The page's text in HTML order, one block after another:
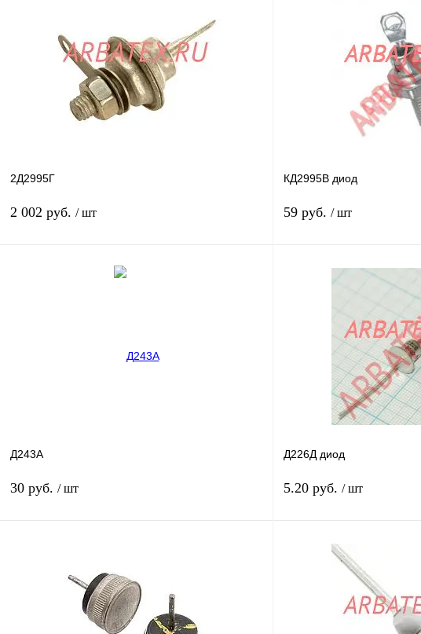
2Д2995Г
2 002 руб. / шт
наличии
КД2995В диод
59 руб. / шт
Купить в 1 клик
В избранное
Д243А
30 руб. / шт
Купить в 1 клик Сравнение
Под заказ
Д226Д диод
5.20 руб. / шт
Купить в 1 клик